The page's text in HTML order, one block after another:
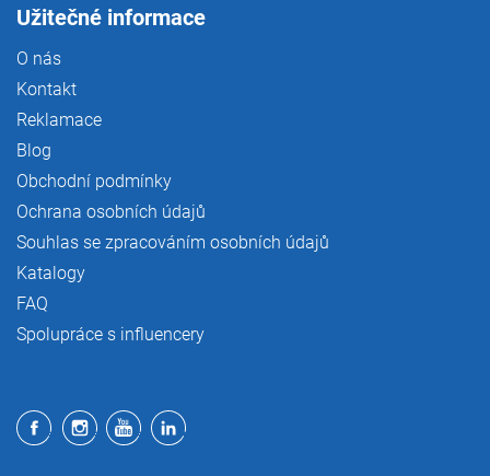
Užitečné informace
O nás
Kontakt
Reklamace
Blog
Obchodní podmínky
Ochrana osobních údajů
Souhlas se zpracováním osobních údajů
Katalogy
FAQ
Spolupráce s influencery